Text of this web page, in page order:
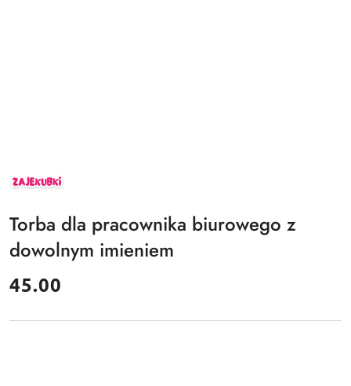
ZAJEKUBKI
Torba dla pracownika biurowego z
dowolnym imieniem
cena:
45.00